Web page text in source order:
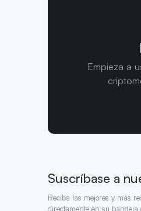
Empieza a
Suscríbase a
Reciba las mejores y más
directamente en su bandeja